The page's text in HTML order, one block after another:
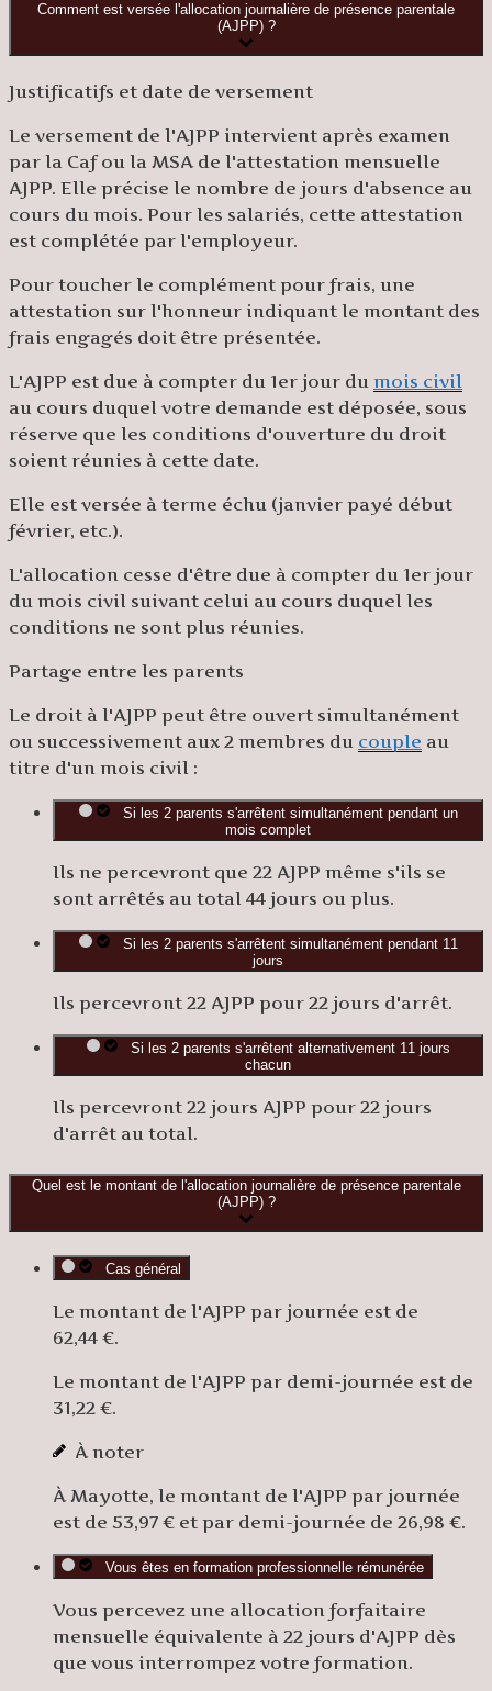
Comment est versée l'allocation journalière de présence parentale
(AJPP) ?
Justificatifs et date de versement
Le versement de l'AJPP intervient après examen
par la Caf ou la MSA de l'attestation mensuelle
AJPP. Elle précise le nombre de jours d'absence au
cours du mois. Pour les salariés, cette attestation
est complétée par l'employeur.
Pour toucher le complément pour frais, une
attestation sur l'honneur indiquant le montant des
frais engagés doit être présentée.
L'AJPP est due à compter du 1er jour du mois civil
au cours duquel votre demande est déposée, sous
réserve que les conditions d'ouverture du droit
soient réunies à cette date.
Elle est versée à terme échu (janvier payé début
février, etc.).
L'allocation cesse d'être due à compter du 1er jour
du mois civil suivant celui au cours duquel les
conditions ne sont plus réunies.
Partage entre les parents
Le droit à l'AJPP peut être ouvert simultanément
ou successivement aux 2 membres du couple au
titre d'un mois civil :
Si les 2 parents s'arrêtent simultanément pendant un
mois complet
Ils ne percevront que 22 AJPP même s'ils se
sont arrêtés au total 44 jours ou plus.
Si les 2 parents s'arrêtent simultanément pendant 11
jours
Ils percevront 22 AJPP pour 22 jours d'arrêt.
Si les 2 parents s'arrêtent alternativement 11 jours
chacun
Ils percevront 22 jours AJPP pour 22 jours
d'arrêt au total.
Quel est le montant de l'allocation journalière de présence parentale
(AJPP) ?
Cas général
Le montant de l'AJPP par journée est de
62,44 €.
Le montant de l'AJPP par demi-journée est de
31,22 €.
À noter
ÀMayotte, le montant de l'AJPP par journée
est de 53,97 € et par demi-journée de 26,98 €.
Vous êtes en formation professionnelle rémunérée
Vous percevez une allocation forfaitaire
mensuelle équivalente à 22 jours d'AJPP dès
que vous interrompez votre formation.